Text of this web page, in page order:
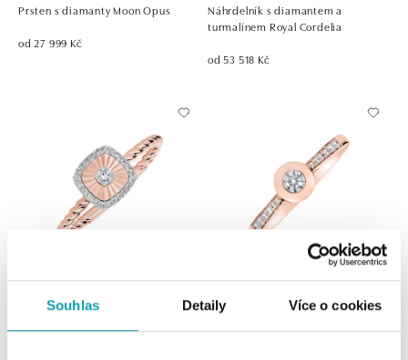
Souhlas Detaily Více o cookies
Prsten s diamanty Moon Opus
od 27 999 Kč
Náhrdelník s diamantem a
turmalínem Royal Cordelia
od 53 518 Kč
ALO